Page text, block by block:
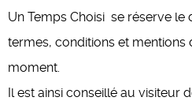
Un Temps Choisi se réserve le
termes, conditions et
moment.
Il est ainsi conseillé au visiteur